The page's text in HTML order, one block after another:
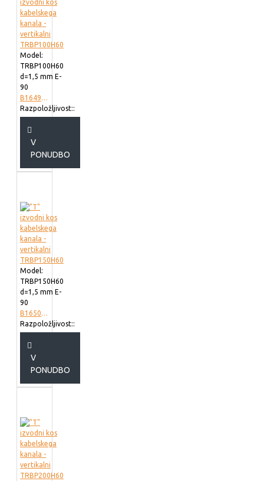
Model:
TRBP100H60
d=1,5 mm E-
90
B164902
Razpoložljivost::
V
PONUDBO
Model:
TRBP150H60
d=1,5 mm E-
90
B165002
Razpoložljivost::
V
PONUDBO